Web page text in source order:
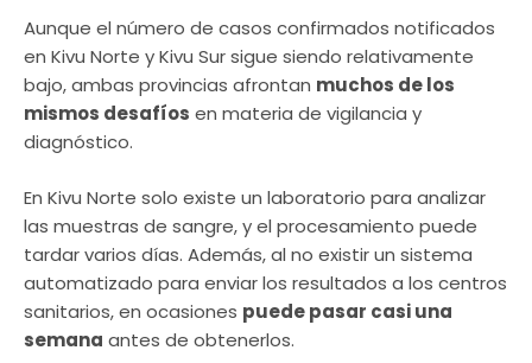
Aunque el número de casos confirmados notificados
en Kivu Norte y Kivu Sur sigue siendo relativamente
bajo, ambas provincias afrontan muchos de los
mismos desafíos en materia de vigilancia y
diagnóstico.
En Kivu Norte solo existe un laboratorio para analizar
las muestras de sangre, y el procesamiento puede
tardar varios días. Además, al no existir un sistema
automatizado para enviar los resultados a los centros
sanitarios, en ocasiones puede pasar casi una
semana antes de obtenerlos.